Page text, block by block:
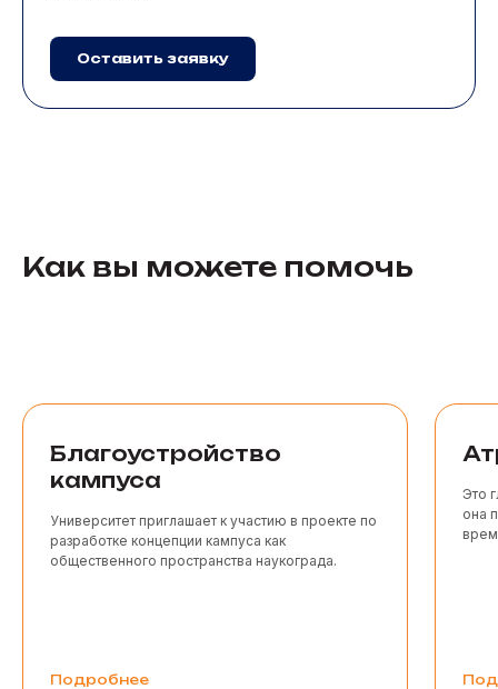
Оставить заявку
Как вы можете помочь
Благоустройство
кампуса
Университет приглашает к участию в проекте по
разработке концепции кампуса как
общественного пространства наукограда.
Подробнее
Это
она